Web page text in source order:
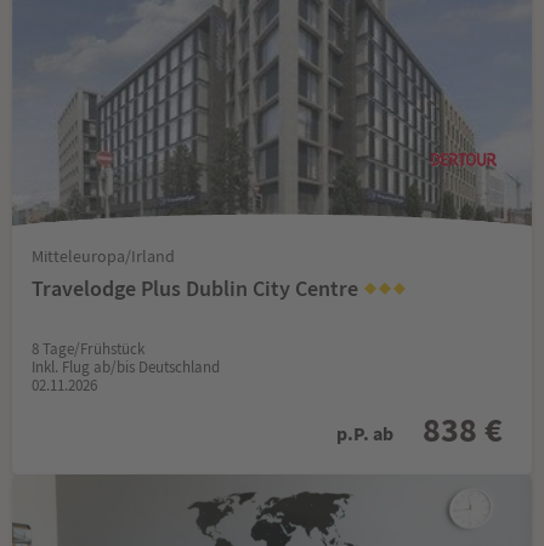
Mitteleuropa/Irland
Travelodge Plus Dublin City Centre
8 Tage/Frühstück
Inkl. Flug ab/bis Deutschland
02.11.2026
p.P. ab 838 €